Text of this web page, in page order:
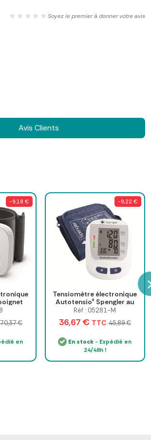
★★★★★ Soyez le premier à donner votre avis
Avis Clients
-9,18 €
70,37 €
en
-9,22 €
Tensiomètre électronique
Autotensio® Spengler au
bras
Réf : 05281-M
36,67 € TTC 45,89 €
En stock - Expédié en
24/48h !